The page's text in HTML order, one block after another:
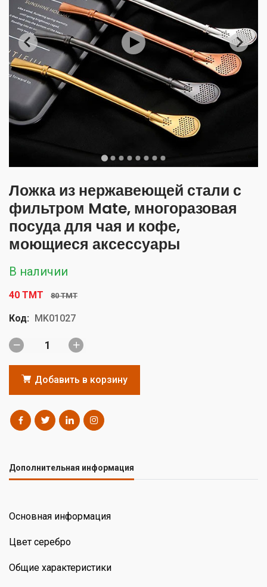
Ложка из нержавеющей стали с
фильтром Mate, многоразовая
посуда для чая и кофе,
моющиеся аксессуары
В наличии
40 TMT 80 TMT
Код: MK01027
Добавить в корзину
Дополнительная информация
Основная информация
Цвет серебро
Общие характеристики